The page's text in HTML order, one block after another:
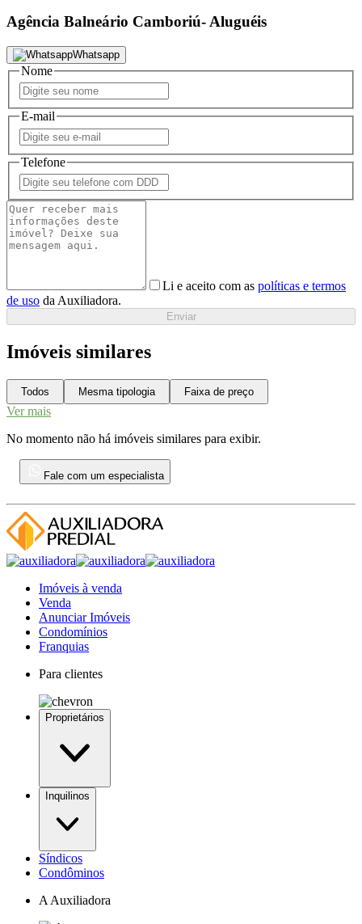
Agência Balneário Camboriú- Aluguéis
Whatsapp
Nome
E-mail
Telefone
Li e aceito com as políticas e termos
de uso da Auxiliadora.
Enviar
Imóveis similares
Todos Mesma tipologia Faixa de preço
Ver mais
No momento não há imóveis similares para exibir.
Fale com um especialista
Imóveis à venda
Venda
Anunciar Imóveis
Condomínios
Franquias
Para clientes
Proprietários
Inquilinos
Síndicos
Condôminos
A Auxiliadora